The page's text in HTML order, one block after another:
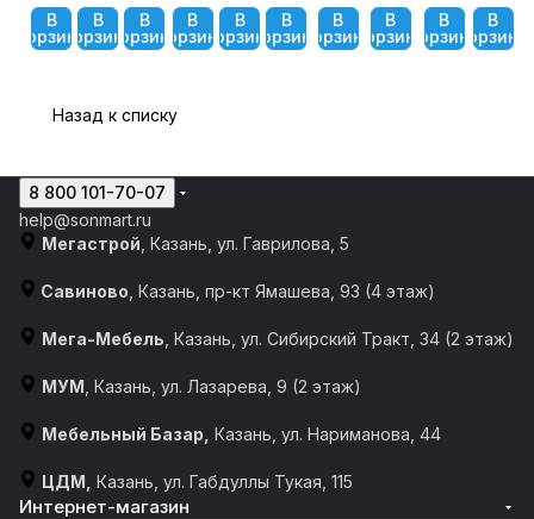
В
корзину
В
корзину
В
корзину
В
корзину
В
корзину
В
корзину
В
корзину
В
корзину
В
корзину
В
корзину
Назад к списку
8 800 101-70-07
help@sonmart.ru
Мегастрой , Казань, ул. Гаврилова, 5
Савиново , Казань, пр-кт Ямашева, 93 (4 этаж)
Мега-Мебель , Казань, ул. Сибирский Тракт, 34 (2 этаж)
МУМ , Казань, ул. Лазарева, 9 (2 этаж)
Мебельный Базар, Казань, ул. Нариманова, 44
ЦДМ, Казань, ул. Габдуллы Тукая, 115
Интернет-магазин